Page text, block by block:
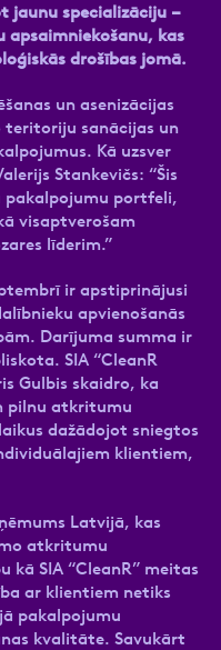
jaunu specializāciju –
kas
drošības jomā.
un asenizācijas
teritoriju sanācijas un
Kā uzsver
Stankevičs: “Šis
pakalpojumu portfeli,
visaptverošam
līderim.”
ir apstiprinājusi
apvienošanās
Darījuma summa ir
SIA “CleanR
Gulbis skaidro, ka
pilnu atkritumu
dažādojot sniegtos
klientiem,
Latvijā, kas
atkritumu
SIA “CleanR” meitas
ar klientiem netiks
pakalpojumu
kvalitāte. Savukārt
datu